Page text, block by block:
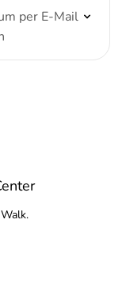
per E-Mail